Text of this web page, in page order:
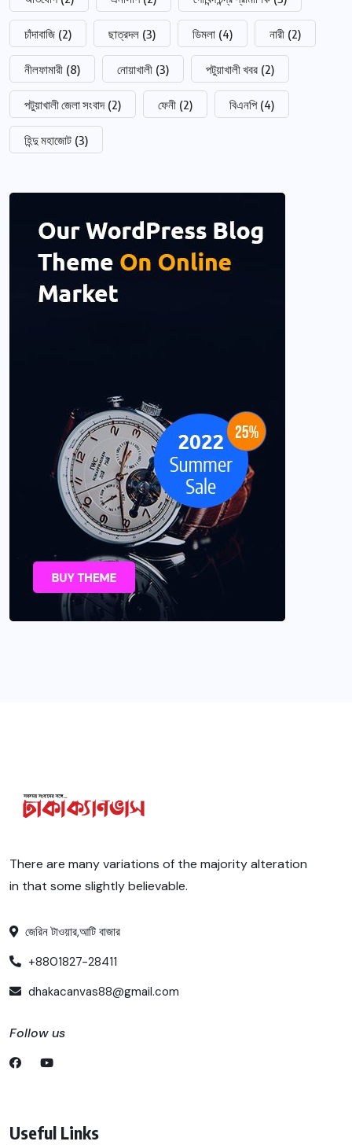
চাঁদাবাজি (2) ছাত্রদল (3) ডিমলা (4) নারী (2)
নীলফামারী (8) নোয়াখালী (3) পটুয়াখালী খবর (2)
পটুয়াখালী জেলা সংবাদ (2) ফেনী (2) বিএনপি (4)
হিন্দু মহাজোট (3)
There are many variations of the majority alteration
in that some slightly believable.
জেরিন টাওয়ার,আটি বাজার
+8801827-28411
dhakacanvas88@gmail.com
Follow us
Useful Links